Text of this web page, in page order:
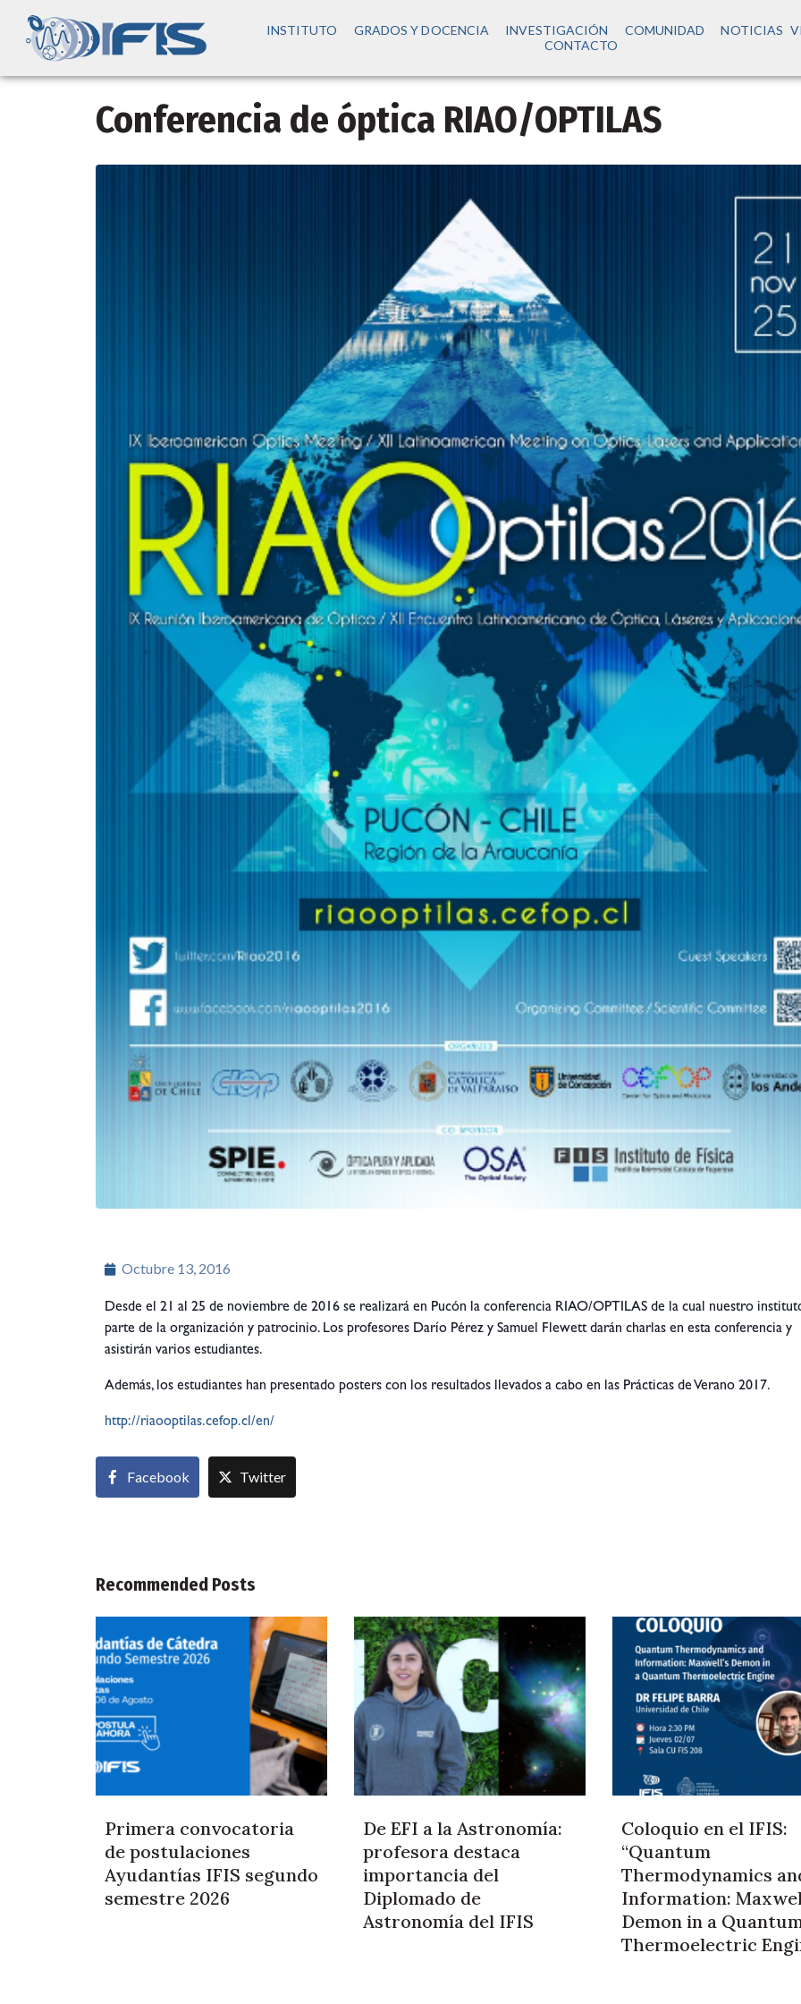
INSTITUTO GRADOS Y DOCENCIA INVESTIGACIÓN COMUNIDAD NOTICIAS
CONTACTO
Conferencia de óptica RIAO/OPTILAS
Octubre 13, 2016
Desde el 21 al 25 de noviembre de 2016 se realizará en Pucón la conferencia RIAO/OPTILAS de la cual nuestro
parte de la organización y patrocinio. Los profesores Darío Pérez y Samuel Flewett darán charlas en esta conferencia y
asistirán varios estudiantes.
Además, los estudiantes han presentado posters con los resultados llevados a cabo en las Prácticas de Verano 2017.
http://riaooptilas.cefop.cl/en/
Facebook Twitter
Recommended Posts
Primera convocatoria
de postulaciones
Ayudantías IFIS segundo
semestre 2026
De EFI a la Astronomía:
profesora destaca
importancia del
Diplomado de
Astronomía del IFIS
Coloquio en el IFIS:
“Quantum
Thermodynamics
Information:
Demon in a
Thermoelectric